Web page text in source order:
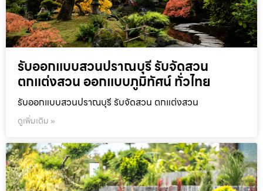
รับออกแบบสวนปราณบุรี รับจัดสวน
ตกแต่งสวน ออกแบบภูมิทัศน์ ทั่วไทย
รับออกแบบสวนปราณบุรี รับจัดสวน ตกแต่งสวน
ดูเพิ่มเติม »